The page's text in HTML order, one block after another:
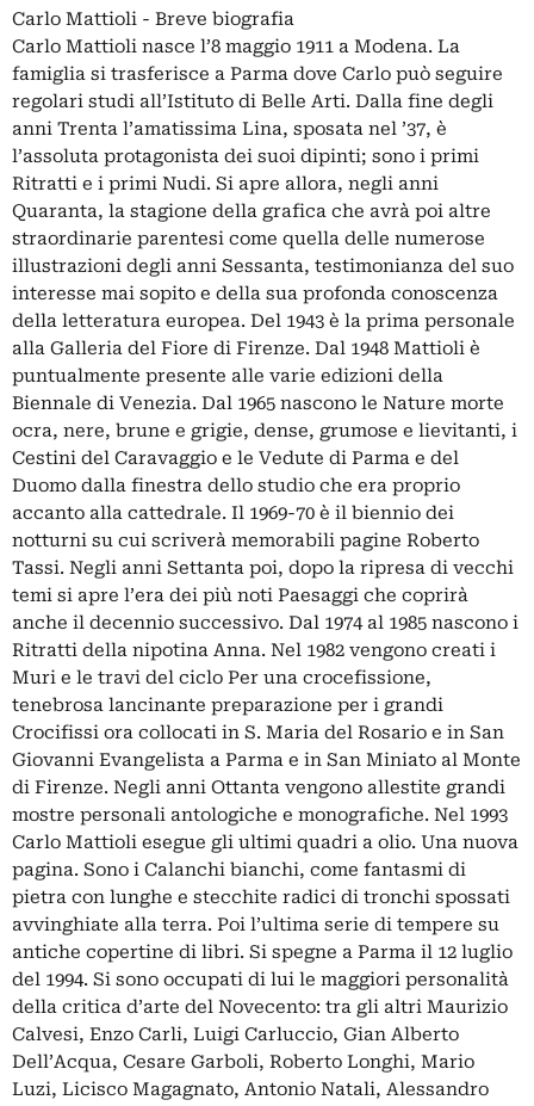
Carlo Mattioli - Breve biografia
Carlo Mattioli nasce l’8 maggio 1911 a Modena. La
famiglia si trasferisce a Parma dove Carlo può seguire
regolari studi all’Istituto di Belle Arti. Dalla fine degli
anni Trenta l’amatissima Lina, sposata nel ’37, è
l’assoluta protagonista dei suoi dipinti; sono i primi
Ritratti e i primi Nudi. Si apre allora, negli anni
Quaranta, la stagione della grafica che avrà poi altre
straordinarie parentesi come quella delle numerose
illustrazioni degli anni Sessanta, testimonianza del suo
interesse mai sopito e della sua profonda conoscenza
della letteratura europea. Del 1943 è la prima personale
alla Galleria del Fiore di Firenze. Dal 1948 Mattioli è
puntualmente presente alle varie edizioni della
Biennale di Venezia. Dal 1965 nascono le Nature morte
ocra, nere, brune e grigie, dense, grumose e lievitanti, i
Cestini del Caravaggio e le Vedute di Parma e del
Duomo dalla finestra dello studio che era proprio
accanto alla cattedrale. Il 1969-70 è il biennio dei
notturni su cui scriverà memorabili pagine Roberto
Tassi. Negli anni Settanta poi, dopo la ripresa di vecchi
temi si apre l’era dei più noti Paesaggi che coprirà
anche il decennio successivo. Dal 1974 al 1985 nascono i
Ritratti della nipotina Anna. Nel 1982 vengono creati i
Muri e le travi del ciclo Per una crocefissione,
tenebrosa lancinante preparazione per i grandi
Crocifissi ora collocati in S. Maria del Rosario e in San
Giovanni Evangelista a Parma e in San Miniato al Monte
di Firenze. Negli anni Ottanta vengono allestite grandi
mostre personali antologiche e monografiche. Nel 1993
Carlo Mattioli esegue gli ultimi quadri a olio. Una nuova
pagina. Sono i Calanchi bianchi, come fantasmi di
pietra con lunghe e stecchite radici di tronchi spossati
avvinghiate alla terra. Poi l’ultima serie di tempere su
antiche copertine di libri. Si spegne a Parma il 12 luglio
del 1994. Si sono occupati di lui le maggiori personalità
della critica d’arte del Novecento: tra gli altri Maurizio
Calvesi, Enzo Carli, Luigi Carluccio, Gian Alberto
Dell’Acqua, Cesare Garboli, Roberto Longhi, Mario
Luzi, Licisco Magagnato, Antonio Natali, Alessandro